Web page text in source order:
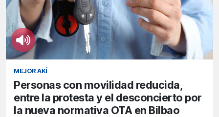
MEJOR AKÍ
Personas con movilidad reducida,
entre la protesta y el desconcierto por
la nueva normativa OTA en Bilbao